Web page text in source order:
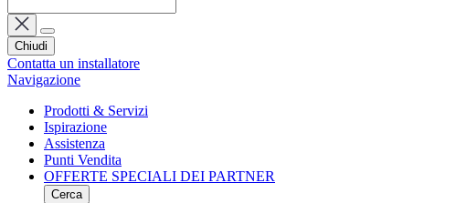
Chiudi
Contatta un installatore
Navigazione
Prodotti & Servizi
Ispirazione
Assistenza
Punti Vendita
OFFERTE SPECIALI DEI PARTNER
Cerca